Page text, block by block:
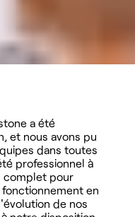
a été
et nous avons pu
dans toutes
professionnel à
complet pour
en
de nos